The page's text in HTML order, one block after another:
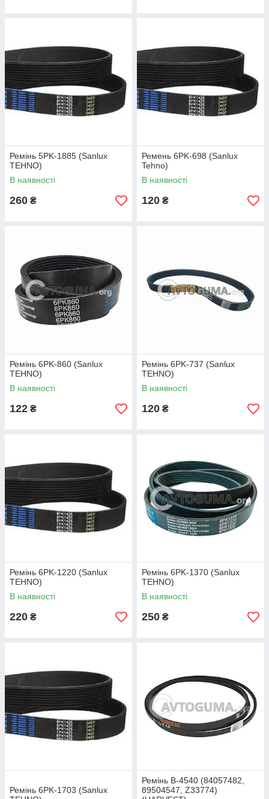
Ремінь 5PK-1885 (Sanlux
TEHNO)
В наявності
260 ₴
Ремень 6PK-698 (Sanlux
Tehno)
В наявності
120 ₴
Ремінь 6PK-860 (Sanlux
TEHNO)
В наявності
122 ₴
Ремінь 6PK-737 (Sanlux
TEHNO)
В наявності
120 ₴
Ремінь 6PK-1220 (Sanlux
TEHNO)
В наявності
220 ₴
Ремінь 6PK-1370 (Sanlux
TEHNO)
В наявності
250 ₴
Ремінь 6PK-1703 (Sanlux
Ремінь B-4540 (84057482,
89504547, Z33774)